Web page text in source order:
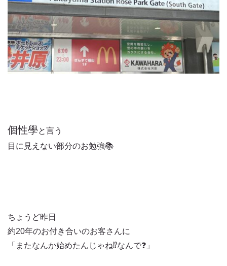
個性學と言う
目に見えない部分のお勉強📚
ちょうど昨日
約20年のお付き合いのお客さんに
「またなんか始めたんじゃね⁉️なんで❓」